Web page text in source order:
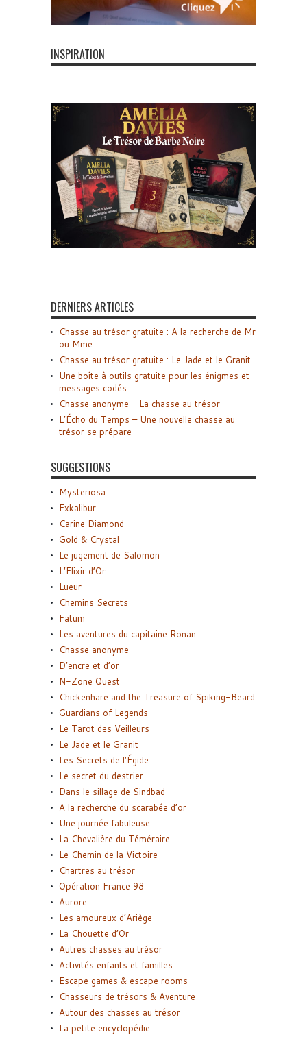
INSPIRATION
DERNIERS ARTICLES
Chasse au trésor gratuite : A la recherche de Mr
ou Mme
Chasse au trésor gratuite : Le Jade et le Granit
Une boîte à outils gratuite pour les énigmes et
messages codés
Chasse anonyme – La chasse au trésor
L’Écho du Temps – Une nouvelle chasse au
trésor se prépare
SUGGESTIONS
Mysteriosa
Exkalibur
Carine Diamond
Gold & Crystal
Le jugement de Salomon
L’Elixir d’Or
Lueur
Chemins Secrets
Fatum
Les aventures du capitaine Ronan
Chasse anonyme
D’encre et d’or
N-Zone Quest
Chickenhare and the Treasure of Spiking-Beard
Guardians of Legends
Le Tarot des Veilleurs
Le Jade et le Granit
Les Secrets de l’Égide
Le secret du destrier
Dans le sillage de Sindbad
A la recherche du scarabée d’or
Une journée fabuleuse
La Chevalière du Téméraire
Le Chemin de la Victoire
Chartres au trésor
Opération France 98
Aurore
Les amoureux d’Ariège
La Chouette d’Or
Autres chasses au trésor
Activités enfants et familles
Escape games & escape rooms
Chasseurs de trésors & Aventure
Autour des chasses au trésor
La petite encyclopédie